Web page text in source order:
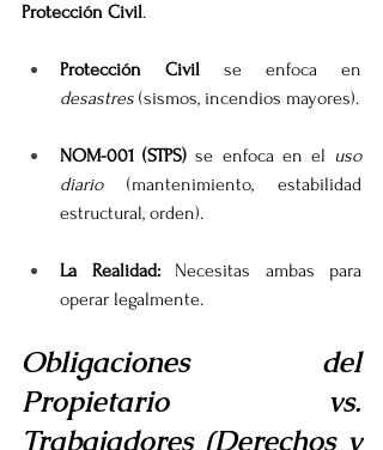
Protección Civil.
Protección Civil
desastres (sismos, incendios mayores).
NOM-001 (STPS) se enfoca en el uso
diario (mantenimiento, estabilidad
estructural, orden).
La Realidad: Necesitas ambas para
operar legalmente.
Obligaciones del
Propietario vs.
Trabajadores (Derechos y